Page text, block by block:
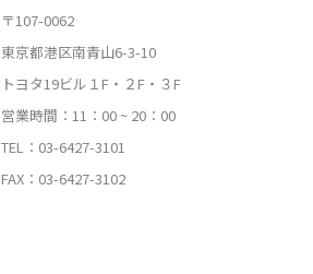
〒107-0062
東京都港区南青山6-3-10
トヨタ19ビル１F・２F・３F
営業時間：11：00 ~ 20：00
TEL：03-6427-3101
FAX：03-6427-3102